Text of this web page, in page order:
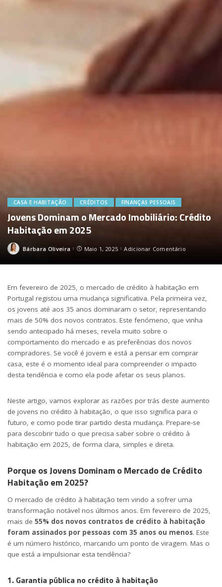
CASA E HABITAÇÃO CRÉDITOS FINANÇAS PESSOAIS
Jovens Dominam o Mercado Imobiliário: Crédito
Habitação em 2025
Posted
Bárbara Oliveira Maio 1, 2025 Adicionar Comentário
Em fevereiro de 2025, o mercado de crédito à habitação em
Portugal registou uma mudança significativa. Pela primeira vez,
os jovens até aos 35 anos dominaram o setor, representando
mais de 50% dos novos contratos. Este fenómeno, que vinha
sendo antecipado há meses, revela muito sobre o
comportamento do mercado e as preferências dos novos
compradores. Se você é jovem e está a pensar em comprar
casa, este é o momento ideal para compreender o impacto
desta tendência e como ela pode afetar os seus planos.
Neste artigo, vamos explorar as razões por trás deste aumento
de jovens no crédito à habitação, o que isso significa para o
futuro, e como pode tirar partido desta mudança. Prepare-se
para descobrir tudo o que precisa saber sobre o crédito à
habitação em 2025, de forma clara, simples e direta.
Porque os Jovens Dominam o Mercado de Crédito
Habitação em 2025?
O mercado de crédito à habitação tem vindo a sofrer uma
transformação notável nos últimos anos. Em fevereiro de 2025,
mais de 55% dos novos contratos de crédito à habitação
foram assinados por pessoas com 35 anos ou menos. Este
é um número histórico, marcando um ponto de viragem. Mas o
que está a impulsionar esta tendência?
1. Garantia pública no crédito à habitação